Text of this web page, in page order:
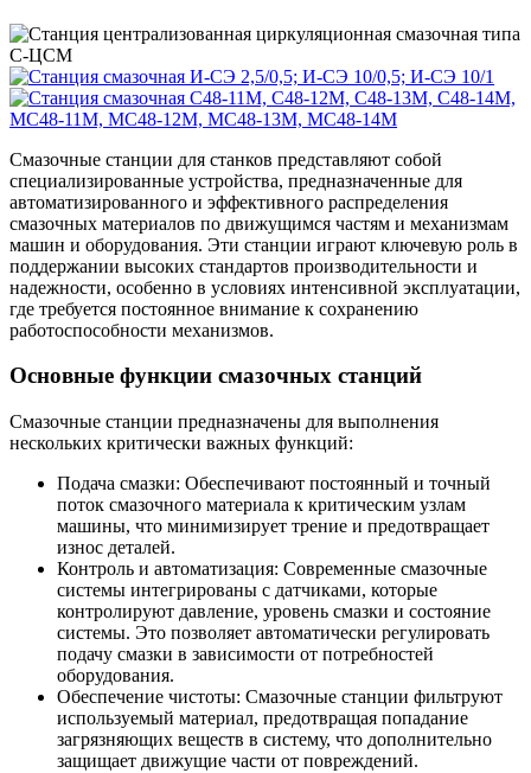
Смазочные станции для станков представляют собой
специализированные устройства, предназначенные для
автоматизированного и эффективного распределения
смазочных материалов по движущимся частям и механизмам
машин и оборудования. Эти станции играют ключевую роль в
поддержании высоких стандартов производительности и
надежности, особенно в условиях интенсивной эксплуатации,
где требуется постоянное внимание к сохранению
работоспособности механизмов.
Основные функции смазочных станций
Смазочные станции предназначены для выполнения
нескольких критически важных функций:
Подача смазки: Обеспечивают постоянный и точный
поток смазочного материала к критическим узлам
машины, что минимизирует трение и предотвращает
износ деталей.
Контроль и автоматизация: Современные смазочные
системы интегрированы с датчиками, которые
контролируют давление, уровень смазки и состояние
системы. Это позволяет автоматически регулировать
подачу смазки в зависимости от потребностей
оборудования.
Обеспечение чистоты: Смазочные станции фильтруют
используемый материал, предотвращая попадание
загрязняющих веществ в систему, что дополнительно
защищает движущие части от повреждений.